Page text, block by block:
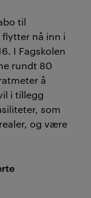
til
flytter nå inn i
I Fagskolen
rundt 80
å
i tillegg
som
og være